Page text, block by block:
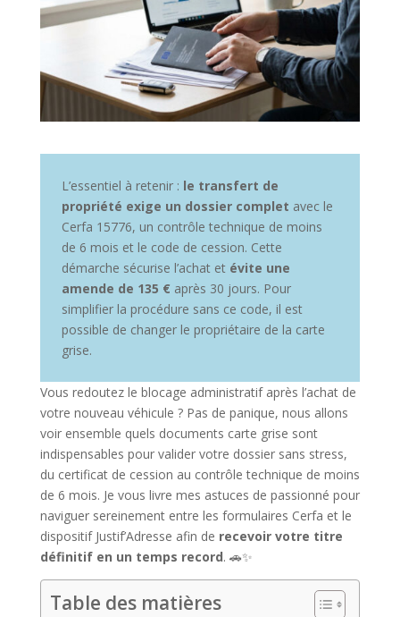
L’essentiel à retenir : le transfert de
propriété exige un dossier complet avec le
Cerfa 15776, un contrôle technique de moins
de 6 mois et le code de cession. Cette
démarche sécurise l’achat et évite une
amende de 135 € après 30 jours. Pour
simplifier la procédure sans ce code, il est
possible de changer le propriétaire de la carte
grise.
Vous redoutez le blocage administratif après l’achat de
votre nouveau véhicule ? Pas de panique, nous allons
voir ensemble quels documents carte grise sont
indispensables pour valider votre dossier sans stress,
du certificat de cession au contrôle technique de moins
de 6 mois. Je vous livre mes astuces de passionné pour
naviguer sereinement entre les formulaires Cerfa et le
dispositif Justif’Adresse afin de recevoir votre titre
définitif en un temps record. 🚗✨
Table des matières